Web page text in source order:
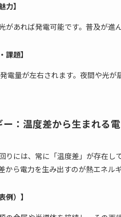
力】
があれば発電可能です。普及が進
課題】
電量が左右されます。夜間や光が
：温度差から生まれる
りには、常に「温度差」が存在
から電力を生み出すのが熱エネル
例）】